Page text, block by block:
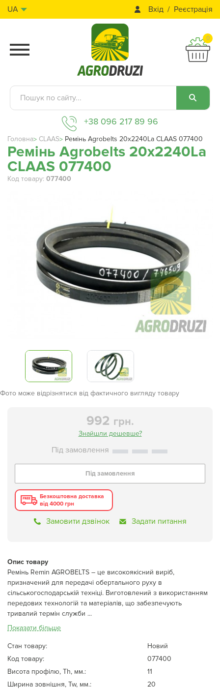
Вхід Реєстрація
UA
0
+38 096 217 89 96
Головна CLAAS Ремінь Agrobelts 20x2240La CLAAS 077400
Ремінь Agrobelts 20x2240La
CLAAS 077400
Код товару: 077400
Фото може відрізнятися від фактичного вигляду товару
992 грн.
Знайшли дешевше?
Під замовлення
Безкоштовна доставка
від 4000 грн
Замовити дзвінок Задати питання
Опис товару
Ремінь Remin AGROBELTS – це високоякісний виріб,
призначений для передачі обертального руху в
сільськогосподарській техніці. Виготовлений з використанням
передових технологій та матеріалів, що забезпечують
тривалий термін служби ...
Показати більше
Стан товару:
Новий
Код товару:
077400
Висота профілю, Th, мм.:
11
Ширина зовнішня, Tw, мм.:
20